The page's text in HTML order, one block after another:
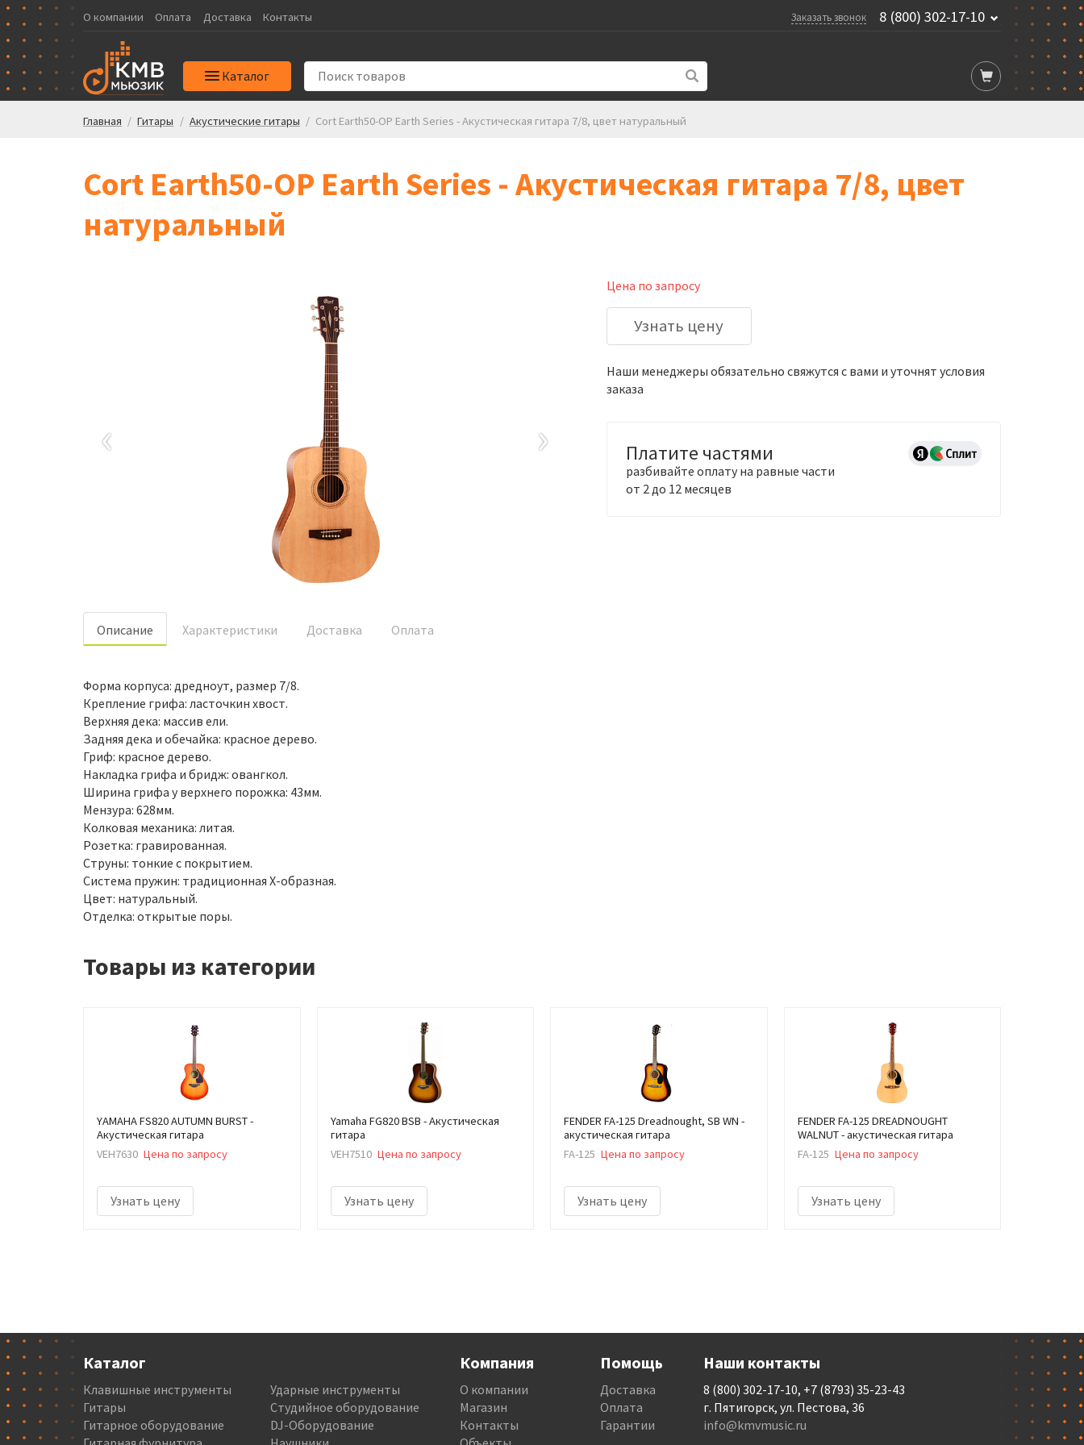
О компании Оплата Доставка Контакты Заказать звонок 8 (800) 302-17-10
Каталог
Главная / Гитары / Акустические гитары / Cort Earth50-OP Earth Series - Акустическая гитара 7/8, цвет натуральный
Cort Earth50-OP Earth Series - Акустическая гитара 7/8, цвет
натуральный
‹ ›
Цена по запросу
Узнать цену
Наши менеджеры обязательно свяжутся с вами и уточнят условия
заказа
Платите частями
разбивайте оплату на равные части
от 2 до 12 месяцев
Oписание Характеристики Доставка Оплата
Форма корпуса: дредноут, размер 7/8.
Крепление грифа: ласточкин хвост.
Верхняя дека: массив ели.
Задняя дека и обечайка: красное дерево.
Гриф: красное дерево.
Накладка грифа и бридж: овангкол.
Ширина грифа у верхнего порожка: 43мм.
Мензура: 628мм.
Колковая механика: литая.
Розетка: гравированная.
Струны: тонкие с покрытием.
Система пружин: традиционная X-образная.
Цвет: натуральный.
Отделка: открытые поры.
Товары из категории
YAMAHA FS820 AUTUMN BURST -
Акустическая гитара
VEH7630 Цена по запросу
Узнать цену
Yamaha FG820 BSB - Акустическая
гитара
VEH7510 Цена по запросу
Узнать цену
FENDER FA-125 Dreadnought, SB WN -
акустическая гитара
FA-125 Цена по запросу
Узнать цену
FENDER FA-125 DREADNOUGHT
WALNUT - акустическая гитара
FA-125 Цена по запросу
Узнать цену
Каталог
Клавишные инструменты
Гитары
Гитарное оборудование
Ударные инструменты
Студийное оборудование
DJ-Оборудование
Компания
О компании
Магазин
Контакты
Помощь
Доставка
Оплата
Гарантии
Наши контакты
8 (800) 302-17-10, +7 (8793) 35-23-43
г. Пятигорск, ул. Пестова, 36
info@kmvmusic.ru